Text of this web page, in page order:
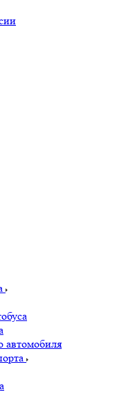
автомобиля